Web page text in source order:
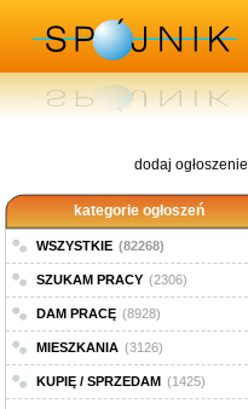
dodaj ogłoszenie
kategorie ogłoszeń
WSZYSTKIE (82268)
SZUKAM PRACY (2306)
DAM PRACĘ (8928)
MIESZKANIA (3126)
KUPIĘ / SPRZEDAM (1425)